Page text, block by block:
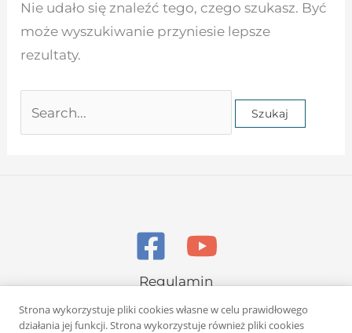
Nie udało się znaleźć tego, czego szukasz. Być
może wyszukiwanie przyniesie lepsze
rezultaty.
dla:
Regulamin
Polityka prywatności
Strona wykorzystuje pliki cookies własne w celu prawidłowego
działania jej funkcji. Strona wykorzystuje również pliki cookies